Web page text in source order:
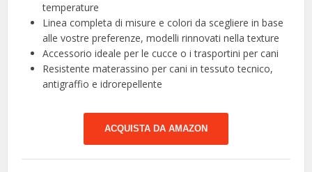
temperature
Linea completa di misure e colori da scegliere in base
alle vostre preferenze, modelli rinnovati nella texture
Accessorio ideale per le cucce o i trasportini per cani
Resistente materassino per cani in tessuto tecnico,
antigraffio e idrorepellente
ACQUISTA DA AMAZON